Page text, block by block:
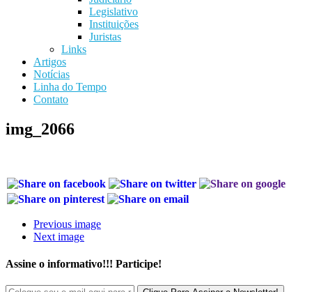
Legislativo
Instituições
Juristas
Links
Artigos
Notícias
Linha do Tempo
Contato
img_2066
Previous image
Next image
Assine o informativo!!! Participe!